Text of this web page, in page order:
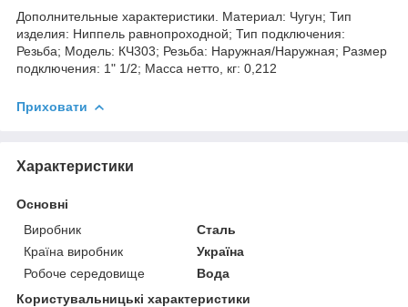
Дополнительные характеристики. Материал: Чугун; Тип
изделия: Ниппель равнопроходной; Тип подключения:
Резьба; Модель: КЧ303; Резьба: Наружная/Наружная; Размер
подключения: 1" 1/2; Масса нетто, кг: 0,212
Приховати
Характеристики
Основні
Виробник
Сталь
Країна виробник
Україна
Робоче середовище
Вода
Користувальницькі характеристики